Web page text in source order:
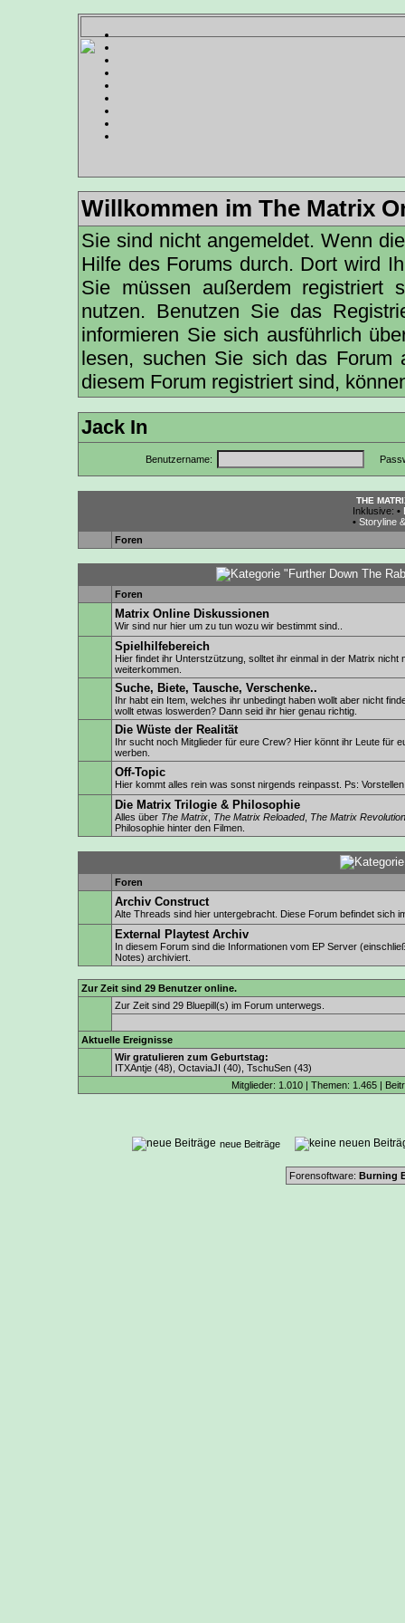
Willkommen im The Matrix
Sie sind nicht angemeldet. Wenn
Hilfe des Forums durch. Dort wird
Sie müssen außerdem registriert
nutzen. Benutzen Sie das
informieren Sie sich ausführlich
lesen, suchen Sie sich das
diesem Forum registriert sind,
Jack In
Benutzername:
THE
Inklusive: •
• Storyline
Foren
Foren
Matrix Online Diskussionen
Wir sind nur hier um zu tun wozu wir bestimmt sind..
Spielhilfebereich
Hier findet ihr Unterstzützung, solltet ihr einmal in der Matrix nicht
weiterkommen.
Suche, Biete, Tausche, Verschenke..
Ihr habt ein Item, welches ihr unbedingt haben wollt aber nicht
wollt etwas loswerden? Dann seid ihr hier genau richtig.
Die Wüste der Realität
Ihr sucht noch Mitglieder für eure Crew? Hier könnt ihr Leute für
werben.
Off-Topic
Hier kommt alles rein was sonst nirgends reinpasst. Ps:
Die Matrix Trilogie & Philosophie
Alles über The Matrix The Matrix Reloaded, The Matrix
Philosophie hinter den Filmen.
Foren
Archiv Construct
Alte Threads sind hier untergebracht. Diese Forum befindet sich
External Playtest Archiv
In diesem Forum sind die Informationen vom EP Server
Notes) archiviert.
Zur Zeit sind 29 Benutzer online.
Zur Zeit sind 29 Bluepill(s) im Forum unterwegs.
Aktuelle Ereignisse
Wir gratulieren zum Geburtstag:
ITXAntje (48), OctaviaJI (40), TschuSen (43)
Mitglieder: 1.010 | Themen: 1.465 |
neue Beiträge
Forensoftware: Burning